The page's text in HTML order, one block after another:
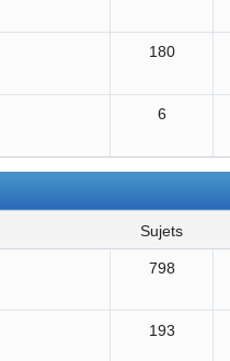
180
6
sujets
798
193